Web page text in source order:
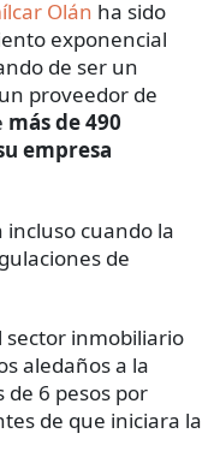
Olán ha sido
exponencial
de ser un
proveedor de
más de 490
empresa
incluso cuando la
de
sector inmobiliario
aledaños a la
de 6 pesos por
de que iniciara la